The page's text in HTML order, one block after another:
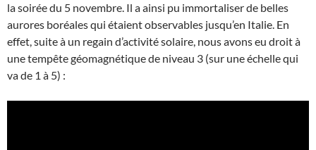
la soirée du 5 novembre. Il a ainsi pu immortaliser de belles
aurores boréales qui étaient observables jusqu’en Italie. En
effet, suite à un regain d’activité solaire, nous avons eu droit à
une tempête géomagnétique de niveau 3 (sur une échelle qui
va de 1 à 5) :